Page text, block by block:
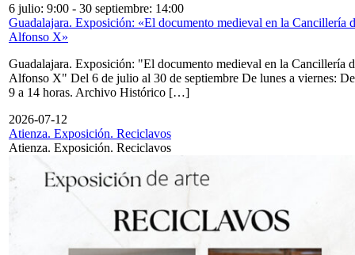
6 julio: 9:00 - 30 septiembre: 14:00
Guadalajara. Exposición: «El documento medieval en la Cancillería
Alfonso X»
Guadalajara. Exposición: "El documento medieval en la Cancillería
Alfonso X" Del 6 de julio al 30 de septiembre De lunes a viernes: De
9 a 14 horas. Archivo Histórico […]
2026-07-12
Atienza. Exposición. Reciclavos
Atienza. Exposición. Reciclavos